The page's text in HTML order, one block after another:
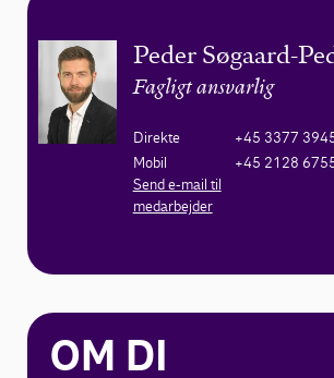
Peder Søgaard-
Fagligt ansvarlig
Direkte
+45 3377
Mobil
+45 2128
Send e-mail til
medarbejder
OM DI